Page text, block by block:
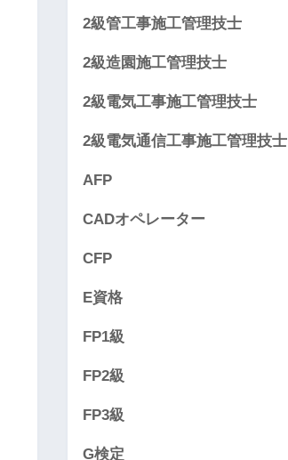
2級管工事施工管理技士
2級造園施工管理技士
2級電気工事施工管理技士
2級電気通信工事施工管理技士
AFP
CADオペレーター
CFP
E資格
FP1級
FP2級
FP3級
G検定